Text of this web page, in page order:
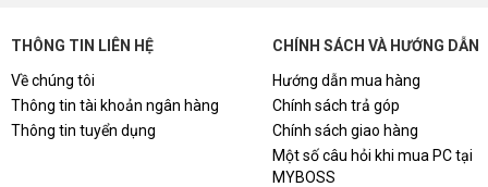
THÔNG TIN LIÊN HỆ
Về chúng tôi
Thông tin tài khoản ngân hàng
Thông tin tuyển dụng
CHÍNH SÁCH VÀ HƯỚNG DẪN
Hướng dẫn mua hàng
Chính sách trả góp
Chính sách giao hàng
Một số câu hỏi khi mua PC tại
MYBOSS